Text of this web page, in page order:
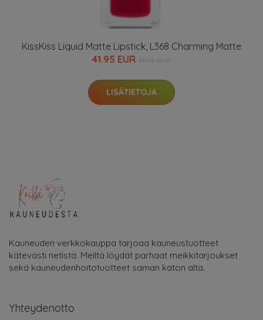
KissKiss Liquid Matte Lipstick, L368 Charming Matte
41.95 EUR
LISÄTIETOJA
Kauneuden verkkokauppa tarjoaa kauneustuotteet
kätevästi netistä. Meiltä löydät parhaat meikkitarjoukset
sekä kauneudenhoitotuotteet saman katon alta.
Yhteydenotto